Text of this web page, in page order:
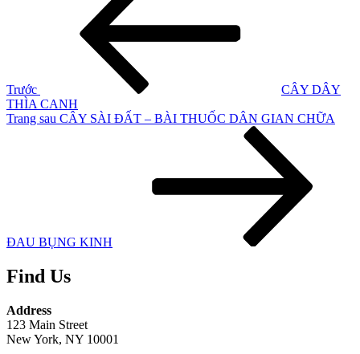
Trước
CÂY DÂY
THÌA CANH
Bài
Trang sau CÂY SÀI ĐẤT – BÀI THUỐC DÂN GIAN CHỮA
ĐAU BỤNG KINH
Find Us
Address
123 Main Street
New York, NY 10001